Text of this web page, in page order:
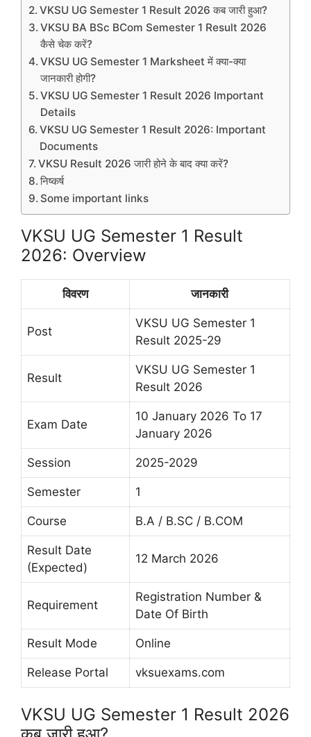
VKSU UG Semester 1 Result 2026 कब जारी हुआ?
VKSU BA BSc BCom Semester 1 Result 2026
कैसे चेक करें?
VKSU UG Semester 1 Marksheet में क्या-क्या
जानकारी होगी?
VKSU UG Semester 1 Result 2026 Important
Details
VKSU UG Semester 1 Result 2026: Important
Documents
VKSU Result 2026 जारी होने के बाद क्या करें?
निष्कर्ष
Some important links
VKSU UG Semester 1 Result
2026: Overview
विवरण जानकारी
Post
VKSU UG Semester 1
Result 2025-29
Result
VKSU UG Semester 1
Result 2026
Exam Date
10 January 2026 To 17
January 2026
Session 2025-2029
Semester 1
Course B.A / B.SC / B.COM
Result Date
(Expected)
12 March 2026
Requirement
Registration Number &
Date Of Birth
Result Mode Online
Release Portal vksuexams.com
VKSU UG Semester 1 Result 2026